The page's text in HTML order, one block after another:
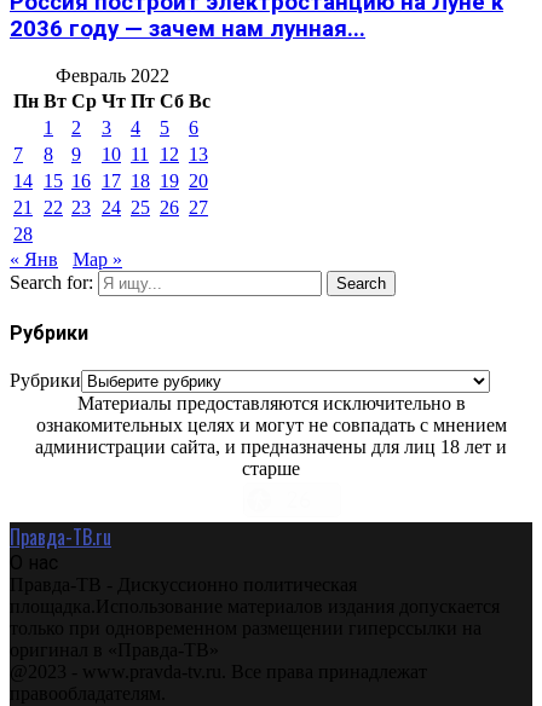
2036 году — зачем нам лунная...
Февраль 2022
Пн Вт Ср Чт Пт Сб Вс
1
2 3 4 5
6
7
8 9 10 11 12 13
14 15 16 17 18 19 20
21
22 23 24 25 26 27
28
« Янв
Мар »
Search for:
Search
Рубрики
Рубрики
Материалы предоставляются исключительно в
ознакомительных целях и могут не совпадать с мнением
администрации сайта, и предназначены для лиц 18 лет и
старше
Правда-ТВ.ru
О нас
Правда-ТВ - Дискуссионно политическая
площадка.Использование материалов издания допускается
только при одновременном размещении гиперссылки на
оригинал в «Правда-ТВ»
@2023 - www.pravda-tv.ru. Все права принадлежат
правообладателям.